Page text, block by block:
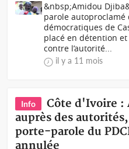
&nbsp;Amidou
parole autoproclamé
démocratiques de
placé en détention
contre l’autorité...
il y a 11 mois
Info
Côte d'Ivoire :
auprès des
porte-parole du
annulée